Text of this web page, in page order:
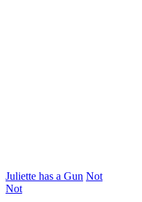
Juliette has a Gun Not
Not